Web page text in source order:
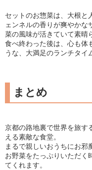
セットのお惣菜は、大根と
ェンネルの香りが爽やかな
菜の風味が活きていて素晴
食べ終わった後は、心も体
うな、大満足のランチタイ
まとめ
京都の路地裏で世界を旅す
える素敵な食堂。
まるで親しいおうちにお邪
お野菜をたっぷりいただく
てくれます。